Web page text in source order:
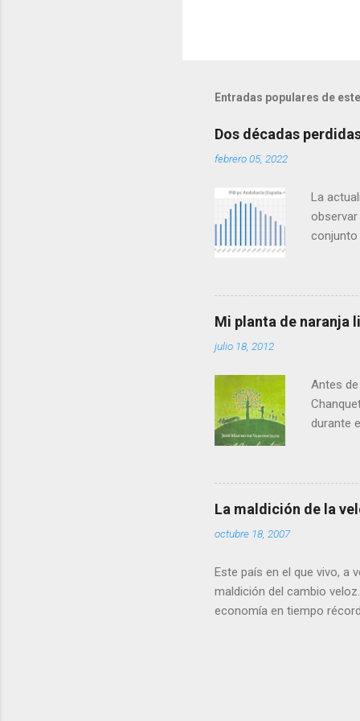
Entradas populares de
Dos décadas
febrero 05, 2022
La
conjunto
las
en
es que,
Mi planta de naranja
julio 18, 2012
Antes
durante
veo
La maldición de la
octubre 18, 2007
Este país en el que vivo, a
maldición del cambio
economía en tiempo